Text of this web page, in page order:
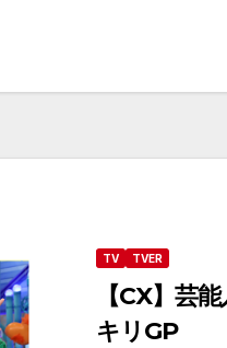
TV TVER
【CX】芸
キリGP